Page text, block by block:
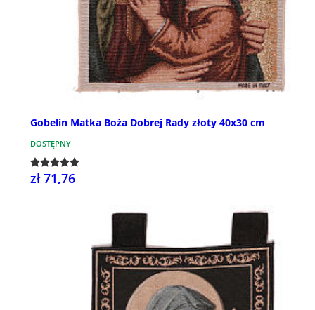
Gobelin Matka Boża Dobrej Rady złoty 40x30 cm
DOSTĘPNY
zł 71,76